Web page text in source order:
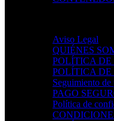
Aviso Legal
QUIÉNES
POLÍTICA DE
POLÍTICA DE
Seguimiento de
PAGO
Política de